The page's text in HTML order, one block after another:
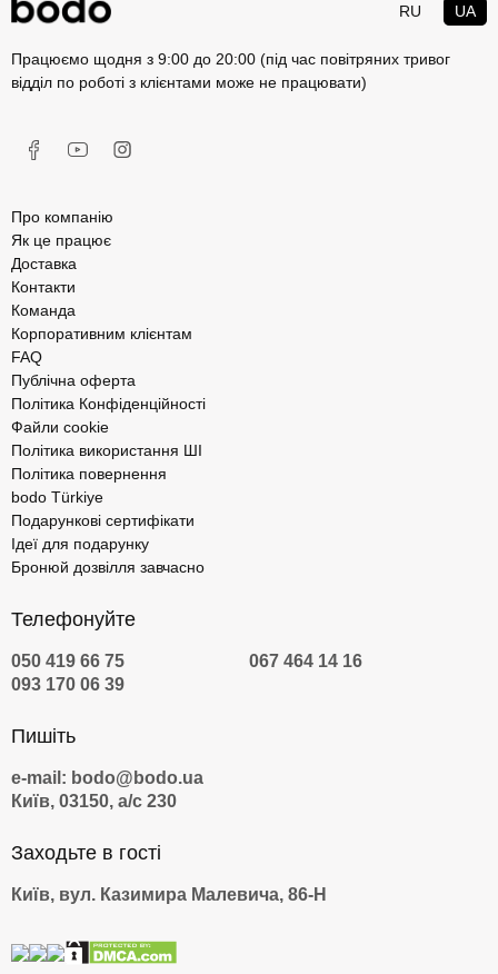
RU UA
Працюємо щодня з 9:00 до 20:00 (під час повітряних тривог
відділ по роботі з клієнтами може не працювати)
Про компанію
Як це працює
Доставка
Контакти
Команда
Корпоративним клієнтам
FAQ
Публічна оферта
Політика Конфіденційності
Файли cookie
Політика використання ШІ
Політика повернення
bodo Türkiye
Подарункові сертифікати
Ідеї для подарунку
Бронюй дозвілля завчасно
Телефонуйте
050 419 66 75
067 464 14 16
093 170 06 39
Пишіть
e-mail: bodo@bodo.ua
Київ, 03150, а/с 230
Заходьте в гості
Київ, вул. Казимира Малевича, 86-Н